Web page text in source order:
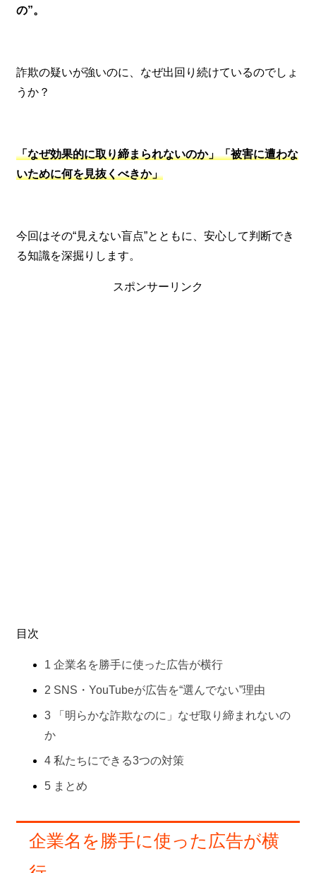
の”。
詐欺の疑いが強いのに、なぜ出回り続けているのでしょ
うか？
「なぜ効果的に取り締まられないのか」「被害に遭わな
いために何を見抜くべきか」
今回はその“見えない盲点”とともに、安心して判断でき
る知識を深掘りします。
スポンサーリンク
目次
1 企業名を勝手に使った広告が横行
2 SNS・YouTubeが広告を“選んでない”理由
3 「明らかな詐欺なのに」なぜ取り締まれないの
か
4 私たちにできる3つの対策
5 まとめ
企業名を勝手に使った広告が横